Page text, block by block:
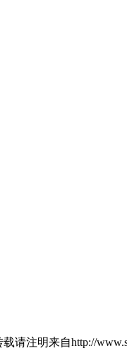
注明来自http://